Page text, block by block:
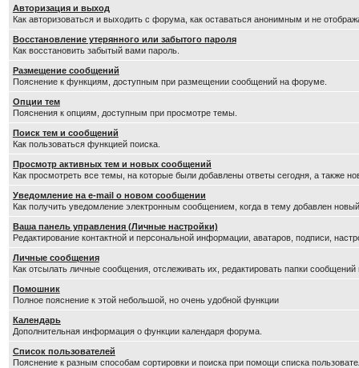
Авторизация и выход
Как авторизоваться и выходить с форума, как оставаться анонимным и не
Восстановление утерянного или забытого пароля
Как восстановить забытый вами пароль.
Размещение сообщений
Пояснение к функциям, доступным при размещении сообщений на форуме.
Опции тем
Пояснения к опциям, доступным при просмотре темы.
Поиск тем и сообщений
Как пользоваться функцией поиска.
Просмотр активных тем и новых сообщений
Как просмотреть все темы, на которые были добавлены ответы сегодня, а также
Уведомление на е-mail о новом сообщении
Как получить уведомление электронным сообщением, когда в тему добавлен новый
Ваша панель управления (Личные настройки)
Редактирование контактной и персональной информации, аватаров, подписи,
Личные сообщения
Как отсылать личные сообщения, отслеживать их, редактировать папки
Помошник
Полное пояснение к этой небольшой, но очень удобной функции
Календарь
Дополнительная информация о функции календаря форума.
Список пользователей
Пояснение к разным способам сортировки и поиска при помощи списка